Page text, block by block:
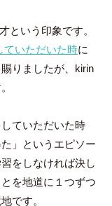
という印象です。
ていただいた時に
りましたが、kirin
ていただいた時
」というエピソー
をしなければ決し
を地道に１つずつ
です。